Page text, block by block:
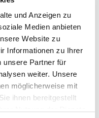
und Anzeigen zu
Medien anbieten
Website zu
Informationen zu Ihrer
unsere Partner für
weiter. Unsere
möglicherweise mit
ihnen bereitgestellt
ideal als Solitärpflanze